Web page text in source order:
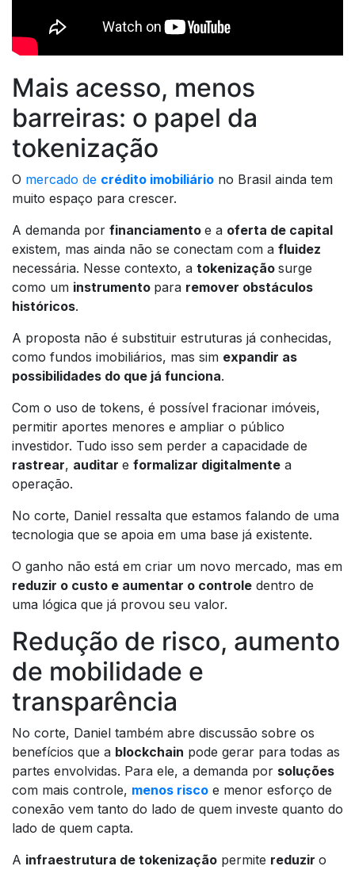
Mais acesso, menos
barreiras: o papel da
tokenização
O mercado de crédito imobiliário no Brasil ainda tem
muito espaço para crescer.
A demanda por financiamento e a oferta de capital
existem, mas ainda não se conectam com a fluidez
necessária. Nesse contexto, a tokenização surge
como um instrumento para remover obstáculos
históricos.
A proposta não é substituir estruturas já conhecidas,
como fundos imobiliários, mas sim expandir as
possibilidades do que já funciona.
Com o uso de tokens, é possível fracionar imóveis,
permitir aportes menores e ampliar o público
investidor. Tudo isso sem perder a capacidade de
rastrear, auditar e formalizar digitalmente a
operação.
No corte, Daniel ressalta que estamos falando de uma
tecnologia que se apoia em uma base já existente.
O ganho não está em criar um novo mercado, mas em
reduzir o custo e aumentar o controle dentro de
uma lógica que já provou seu valor.
Redução de risco, aumento
de mobilidade e
transparência
No corte, Daniel também abre discussão sobre os
benefícios que a blockchain pode gerar para todas as
partes envolvidas. Para ele, a demanda por soluções
com mais controle, menos risco e menor esforço de
conexão vem tanto do lado de quem investe quanto do
lado de quem capta.
A infraestrutura de tokenização permite reduzir o